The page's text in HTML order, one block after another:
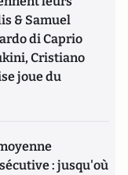
& Samuel
di Caprio
Cristiano
joue du
: jusqu'où